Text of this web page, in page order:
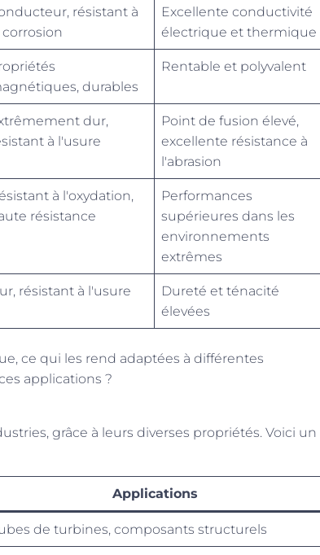
résistant à
corrosion
Excellente conductivité
électrique et thermique
durables
Rentable et polyvalent
dur,
à l'usure
Point de fusion élevé,
excellente résistance à
l'abrasion
à l'oxydation,
résistance
Performances
supérieures dans les
environnements
extrêmes
résistant à l'usure
Dureté et ténacité
élevées
ce qui les rend adaptées à différentes
applications ?
grâce à leurs diverses propriétés. Voici un
Applications
de turbines, composants structurels